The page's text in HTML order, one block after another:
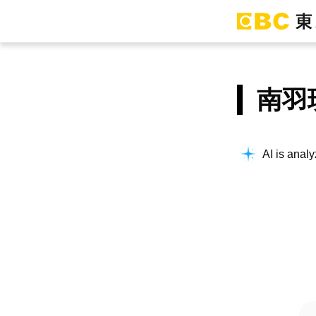
南羽
AI is